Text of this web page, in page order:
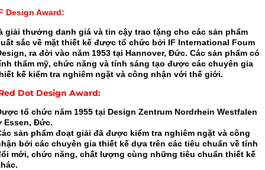
Design Award:
giải thưởng danh giá và tin cậy trao tặng cho các sản phẩm
sắc về mặt thiết kế được tổ chức bởi IF International Foum
ra đời vào năm 1953 tại Hannover, Đức. Các sản phẩm có
thẩm mỹ, chức năng và tính sáng tạo được các chuyên gia
kế kiểm tra nghiêm ngặt và công nhận với thế giới.
Dot Design Award:
tổ chức năm 1955 tại Design Zentrum Nordrhein Westfalen
Essen, Đức.
sản phẩm đoạt giải đã được kiểm tra nghiêm ngặt và công
bởi các chuyên gia thiết kế dựa trên các tiêu chuẩn về tính
mới, chức năng, chất lượng cùng những tiêu chuẩn thiết kế